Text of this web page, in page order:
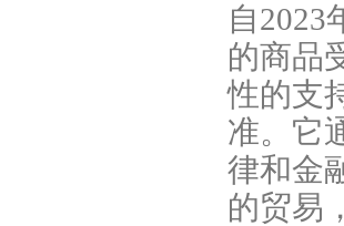
自2023
的商品
性的支
准。它
律和金
的贸易